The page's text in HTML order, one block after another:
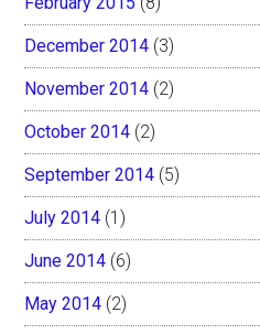
December 2014 (3)
November 2014 (2)
October 2014 (2)
September 2014 (5)
July 2014 (1)
June 2014 (6)
May 2014 (2)